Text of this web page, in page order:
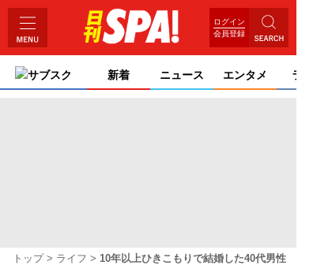
ログイン
会員登録
サブスク 新着 ニュース エンタメ ライ
トップ ライフ
10年以上ひきこもりで結婚した40代男性